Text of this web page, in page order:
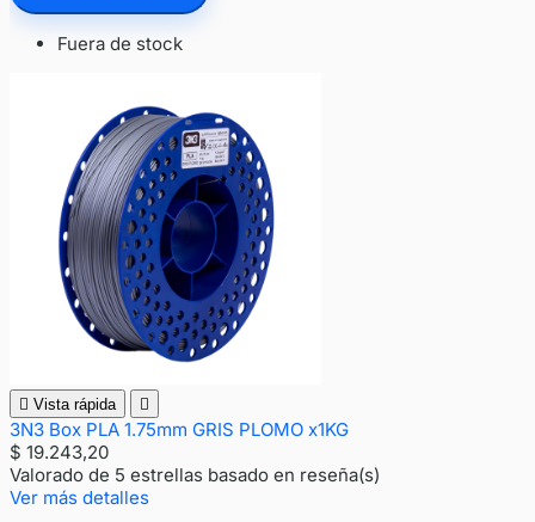
Fuera de stock
 Vista rápida 
3N3 Box PLA 1.75mm GRIS PLOMO x1KG
$ 19.243,20
Valorado de 5 estrellas basado en reseña(s)
Ver más detalles